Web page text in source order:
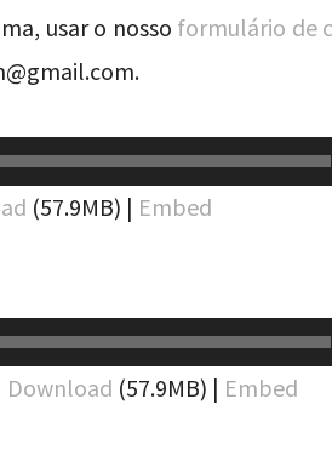
usar o nosso formulário de
(57.9MB) | Embed
Download (57.9MB) | Embed